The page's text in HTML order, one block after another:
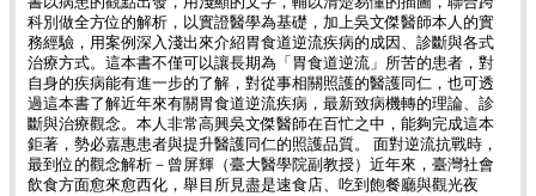
科別做全方位的解析，以實證醫學為基礎，加上吳文傑醫師本人的實
務經驗，用案例深入淺出來介紹胃食道逆流疾病的成因、診斷與各式
治療方式。這本書不僅可以讓長期為「胃食道逆流」所苦的患者，對
自身的疾病能有進一步的了解，對從事相關照護的醫護同仁，也可透
過這本書了解近年來有關胃食道逆流疾病，最新致病機轉的理論、診
斷與治療觀念。本人非常高興吳文傑醫師在百忙之中，能夠完成這本
鉅著，勢必嘉惠患者與提升醫護同仁的照護品質。 面對逆流抗戰時，
最到位的觀念解析－曾屏輝（臺大醫學院副教授）近年來，臺灣社會
飲食方面愈來愈西化，舉目所見盡是速食店、吃到飽餐廳與觀光夜